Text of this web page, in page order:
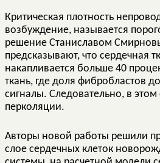
Критическая плотность
возбуждение, называется
решение Станиславом
предсказывают, что сердечная
накапливается больше 40
ткань, где доля фибробластов
сигналы. Следовательно, в
перколяции.
Авторы новой работы решили
слое сердечных клеток